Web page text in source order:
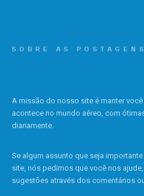
SOBRE AS POSTAGENS
A missão do nosso site é manter
acontece no mundo aéreo, com
diariamente.
Se algum assunto que seja
site, nós pedimos que você nos
sugestões através dos comentários